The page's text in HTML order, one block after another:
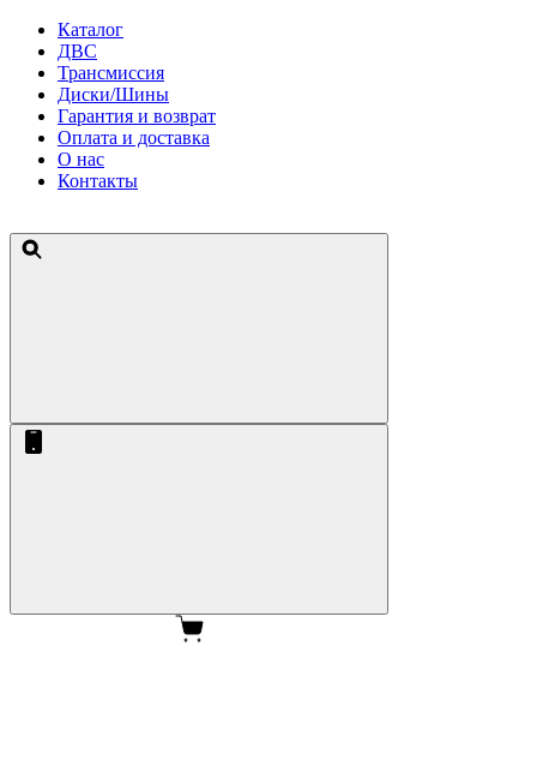
Каталог
ДВС
Трансмиссия
Диски/Шины
Гарантия и возврат
Оплата и доставка
О нас
Контакты